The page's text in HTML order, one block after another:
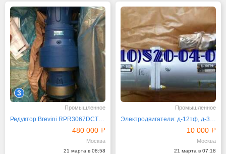
3
Промышленное
Редуктор Brevini RPR3067DCT 126 IEC Италия
480 000
Москва
21 марта в 08:58
Промышленное
Электродвигатели: д-12тф, д-300тф, д-1.6, 28тф11б-1
10 000
Москва
21 марта в 07:18